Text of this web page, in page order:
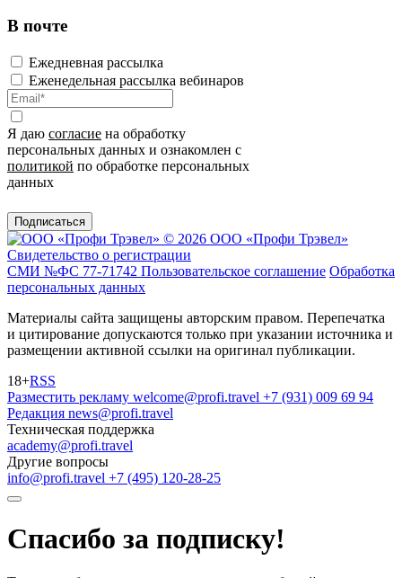
В почте
Ежедневная рассылка
Еженедельная рассылка вебинаров
Я даю согласие на обработку
персональных данных и ознакомлен с
политикой по обработке персональных
данных
Подписаться
© 2026 ООО «Профи Трэвeл»
Свидетельство о регистрации
СМИ №ФС 77-71742 Пользовательское соглашение Обработка
персональных данных
Материалы сайта защищены авторским правом. Перепечатка
и цитирование допускаются только при указании источника и
размещении активной ссылки на оригинал публикации.
18+RSS
Разместить рекламу welcome@profi.travel +7 (931) 009 69 94
Редакция news@profi.travel
Техническая поддержка
academy@profi.travel
Другие вопросы
info@profi.travel +7 (495) 120-28-25
Спасибо за подписку!